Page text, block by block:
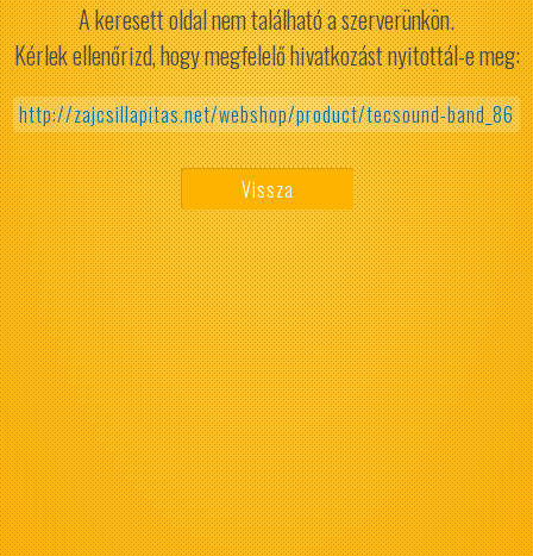
A keresett oldal nem található a szerverünkön.
Kérlek ellenőrizd, hogy megfelelő hivatkozást nyitottál-e meg:
http://zajcsillapitas.net/webshop/product/tecsound-band_86
Vissza